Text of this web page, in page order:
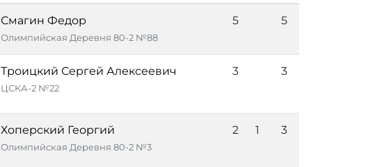
Смагин Федор
Олимпийская Деревня 80-2 №88
5 5
Троицкий Сергей Алексеевич
ЦСКА-2 №22
3 3
Хоперский Георгий
Олимпийская Деревня 80-2 №3
2 1 3